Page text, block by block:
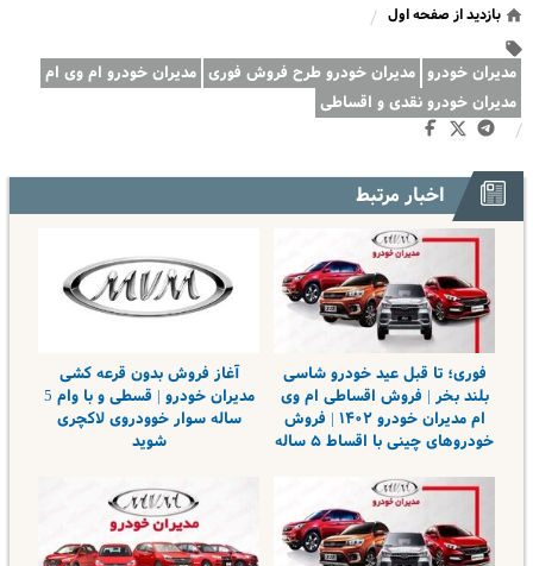
بازدید از صفحه اول /
مدیران خودرو مدیران خودرو طرح فروش فوری مدیران خودرو ام وی ام
مدیران خودرو نقدی و اقساطی
/
اخبار مرتبط
فوری؛ تا قبل عید خودرو شاسی
بلند بخر | فروش اقساطی ام وی
ام مدیران خودرو ۱۴۰۲ | فروش
خودروهای چینی با اقساط ۵ ساله
آغاز فروش بدون قرعه کشی
مدیران خودرو | قسطی و با وام 5
ساله سوار خوودروی لاکچری
شوید